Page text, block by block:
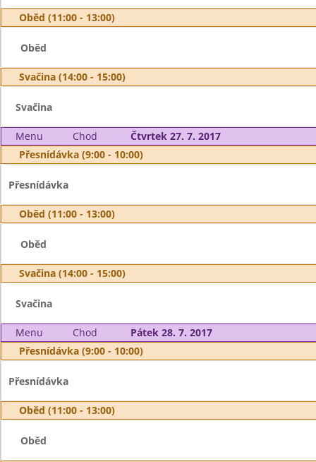
Oběd (11:00 - 13:00)
Oběd
Svačina (14:00 - 15:00)
Svačina
Menu Chod
Čtvrtek 27. 7. 2017
Přesnídávka (9:00 - 10:00)
Přesnídávka
Oběd (11:00 - 13:00)
Oběd
Svačina (14:00 - 15:00)
Svačina
Menu Chod
Pátek 28. 7. 2017
Přesnídávka (9:00 - 10:00)
Přesnídávka
Oběd (11:00 - 13:00)
Oběd